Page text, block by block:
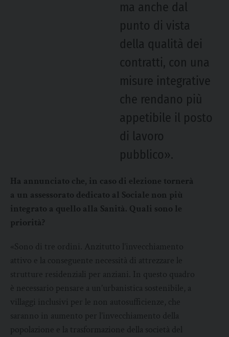
ma anche dal
punto di vista
della qualità dei
contratti, con una
misure integrative
che rendano più
appetibile il posto
di lavoro
pubblico».
Ha annunciato che, in caso di elezione tornerà
a un assessorato dedicato al Sociale non più
integrato a quello alla Sanità. Quali sono le
priorità?
«Sono di tre ordini. Anzitutto l’invecchiamento
attivo e la conseguente necessità di attrezzare le
strutture residenziali per anziani. In questo quadro
è necessario pensare a un’urbanistica sostenibile, a
villaggi inclusivi per le non autosufficienze, che
saranno in aumento per l’invecchiamento della
popolazione e la trasformazione della società del